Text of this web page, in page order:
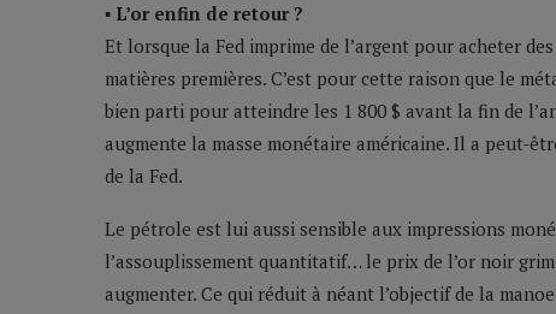
▪ L’or enfin de retour ?
Et lorsque la Fed imprime de l’argent pour acheter
matières premières. C’est pour cette raison que le
bien parti pour atteindre les 1 800 $ avant la fin de
augmente la masse monétaire américaine. Il a peut-
de la Fed.
Le pétrole est lui aussi sensible aux impressions
l’assouplissement quantitatif… le prix de l’or noir
augmenter. Ce qui réduit à néant l’objectif de la